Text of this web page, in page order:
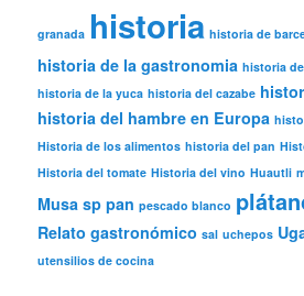
granada historia historia de
historia de la gastronomia historia
historia de la yuca historia del cazabe
historia del hambre en Europa
Historia de los alimentos historia del pan
Historia del tomate Historia del vino Huautli
Musa sp pan pescado blanco
Relato gastronómico sal uchepos
utensilios de cocina